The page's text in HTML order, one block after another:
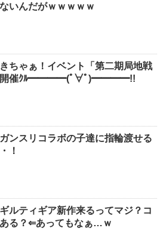
いんだがｗｗｗｗｗ
きちゃぁ！イベント「第二期局地戦
開催ｸﾙ━━━━(ﾟ∀ﾟ)━━━━!!
ガンスリコラボの子達に指輪渡せる
！
ギルティギア新作来るってマジ？コ
る？⇐あってもなぁ…ｗ